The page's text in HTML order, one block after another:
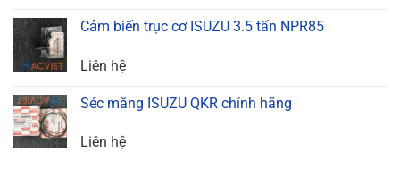
Cảm biến trục cơ ISUZU 3.5 tấn NPR85
Liên hệ
Séc măng ISUZU QKR chính hãng
Liên hệ